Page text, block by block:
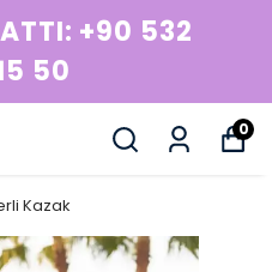
HATTI: +90 532
729 15 50
0
Kazak